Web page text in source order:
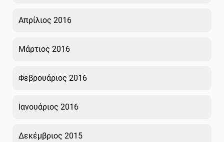
Απρίλιος 2016
Μάρτιος 2016
Φεβρουάριος 2016
Ιανουάριος 2016
Δεκέμβριος 2015